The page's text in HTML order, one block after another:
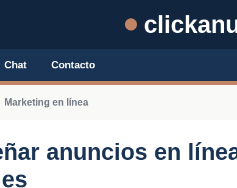
Chat Contacto
Marketing en línea
anuncios en